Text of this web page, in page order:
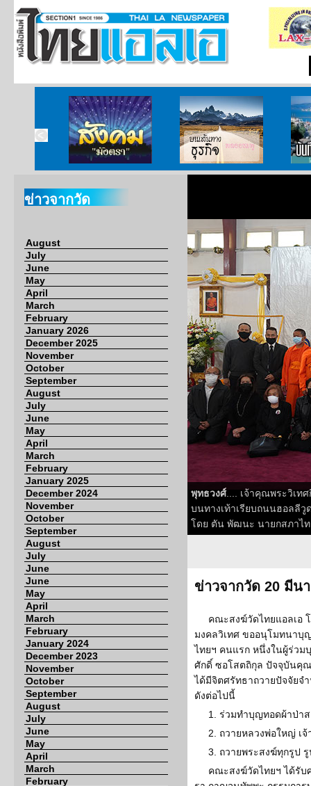
สังคมมังตรา บนเส้นทางธุรกิจ บั
ข่าวจากวัด
August
July
June
May
April
March
February
January 2026
December 2025
November
October
September
August
July
June
May
April
March
February
January 2025
December 2024
November
October
September
August
July
June
June
May
April
March
February
January 2024
December 2023
November
October
September
August
July
June
May
April
March
February
พุทธวงศ์.... เจ้าคุณพระวิเท
บนทางเท้าเรียบถนนฮอลลี
โดย ตัน พัฒนะ นายกสภาไ
ข่าวจากวัด 20 มีน
คณะสงฆ์วัดไทยแอลเอ
มงคลวิเทศ ขออนุโมทนาบุ
ไทยฯ คนแรก หนึ่งในผู้ร่วม
ศักดิ์ ซอโสตถิกุล ปัจจุบันคุณ
ได้มีจิตศรัทธาถวายปัจจัยจ
ดังต่อไปนี้
1. ร่วมทำบุญทอดผ้าป่า
2. ถวายหลวงพ่อใหญ่ เ
3. ถวายพระสงฆ์ทุกรูป
คณะสงฆ์วัดไทยฯ ได้รับ